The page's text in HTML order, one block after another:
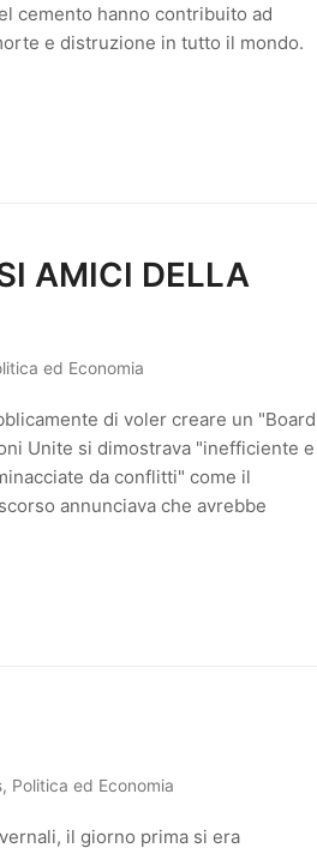
cemento hanno contribuito ad
e distruzione in tutto il mondo.
AMICI DELLA
ed Economia
di voler creare un "Board
Unite si dimostrava "inefficiente e
da conflitti" come il
annunciava che avrebbe
, Politica ed Economia
il giorno prima si era